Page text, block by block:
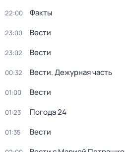
22:00 Факты
23:00 Вести
23:02 Вести
00:32 Вести. Дежурная часть
01:00 Вести
01:23 Погода 24
01:35 Вести